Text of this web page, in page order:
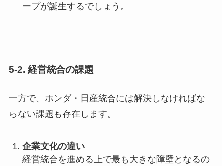
ープが誕生するでしょう。
5-2. 経営統合の課題
一方で、ホンダ・日産統合には解決しなければな
らない課題も存在します。
企業文化の違い
経営統合を進める上で最も大きな障壁となるの